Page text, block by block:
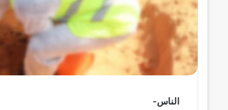
الناس-